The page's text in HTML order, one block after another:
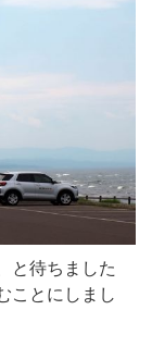
と待ちました
ことにしまし